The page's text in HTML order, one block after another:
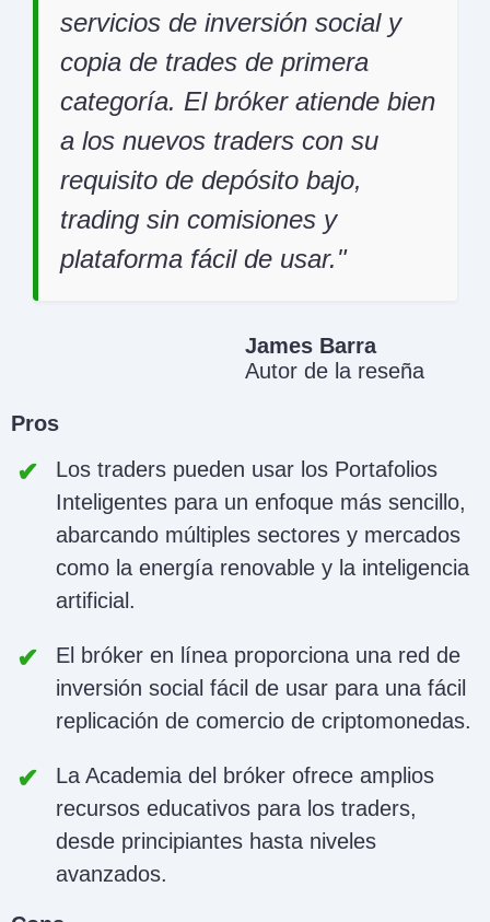
servicios de inversión social y
copia de trades de primera
categoría. El bróker atiende bien
a los nuevos traders con su
requisito de depósito bajo,
trading sin comisiones y
plataforma fácil de usar.
James Barra
Autor de la reseña
Pros
Los traders pueden usar los Portafolios
Inteligentes para un enfoque más sencillo,
abarcando múltiples sectores y mercados
como la energía renovable y la inteligencia
artificial.
El bróker en línea proporciona una red de
inversión social fácil de usar para una fácil
replicación de comercio de criptomonedas.
La Academia del bróker ofrece amplios
recursos educativos para los traders,
desde principiantes hasta niveles
avanzados.